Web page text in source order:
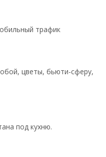
трафик
цветы, бьюти-сферу,
под кухню.